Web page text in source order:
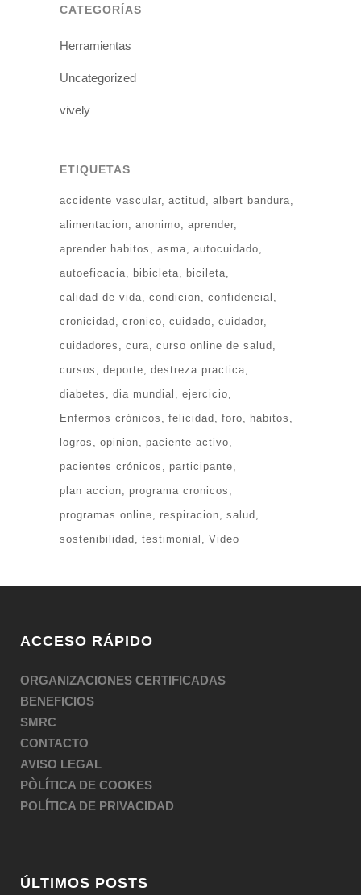
CATEGORÍAS
Herramientas
Uncategorized
vively
ETIQUETAS
accidente vascular actitud
albert bandura
alimentacion
anonimo
aprender
aprender habitos
asma
autocuidado
autoeficacia
bibicleta
bicileta
calidad de vida
condicion
confidencial
cronicidad
cronico cuidado
cuidador
cuidadores
cura
curso online de salud
cursos
deporte
destreza practica
diabetes
dia mundial
ejercicio
Enfermos crónicos
felicidad foro
habitos
logros
opinion
paciente activo
pacientes crónicos
participante
plan accion
programa cronicos
programas online
respiracion
salud
sostenibilidad
testimonial Video
ACCESO RÁPIDO
ORGANIZACIONES CERTIFICADAS
BENEFICIOS
SMRC
CONTACTO
AVISO LEGAL
PÒLÍTICA DE COOKES
POLÍTICA DE PRIVACIDAD
ÚLTIMOS POSTS